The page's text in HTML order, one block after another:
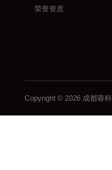
荣誉资质
Copyright © 2026 成都